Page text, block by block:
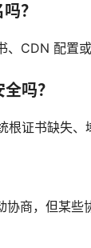
？
CDN 配置
吗？
证书缺失、
商，但某些